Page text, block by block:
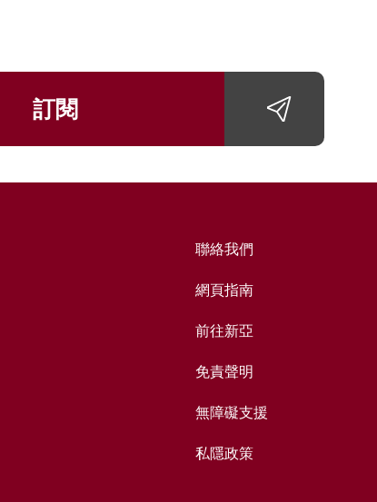
訂閱
聯絡我們
網頁指南
前往新亞
免責聲明
無障礙支援
私隱政策